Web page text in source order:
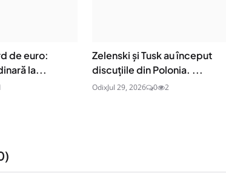
de euro:
la...
Zelenski și Tusk au început
discuțiile din Polonia. ...
OdixJul 29, 2026 0 2
)